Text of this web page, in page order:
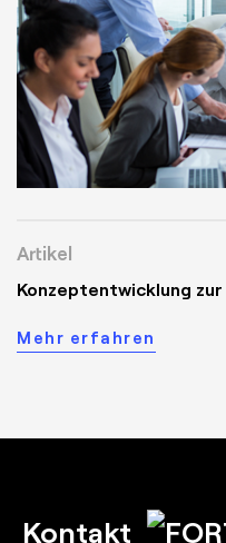
Artikel
Konzeptentwicklung
Mehr erfahren
Kontakt